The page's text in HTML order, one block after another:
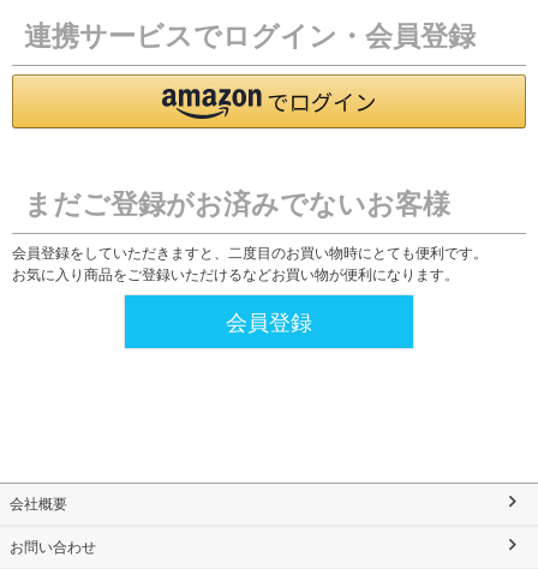
連携サービスでログイン・会員登録
まだご登録がお済みでないお客様
会員登録をしていただきますと、二度目のお買い物時にとても便利です。
お気に入り商品をご登録いただけるなどお買い物が便利になります。
会員登録
会社概要
お問い合わせ